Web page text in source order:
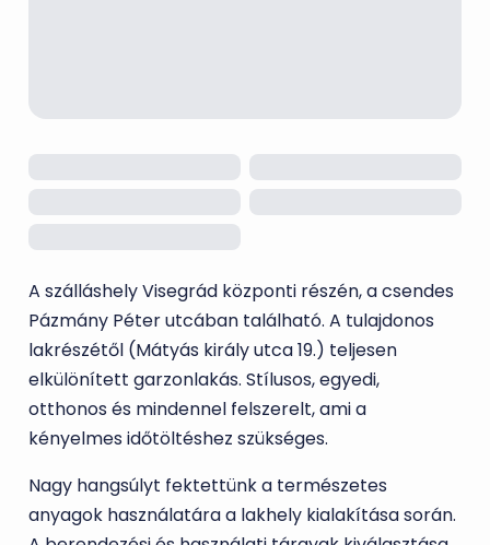
A szálláshely Visegrád központi részén, a csendes
Pázmány Péter utcában található. A tulajdonos
lakrészétől (Mátyás király utca 19.) teljesen
elkülönített garzonlakás. Stílusos, egyedi,
otthonos és mindennel fel­szerelt, ami a
kényelmes időtöltéshez szükséges.
Nagy hangsúlyt fektettünk a természetes
anyagok használatára a lakhely kialakítása során.